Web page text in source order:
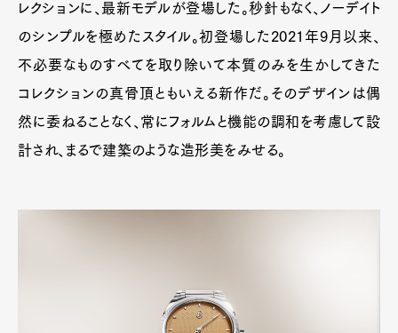
レクションに、最新モデルが登場した。秒針もなく、ノーデイト
のシンプルを極めたスタイル。初登場した2021年9月以来、
不必要なものすべてを取り除いて本質のみを生かしてきた
コレクションの真骨頂ともいえる新作だ。そのデザインは偶
然に委ねることなく、常にフォルムと機能の調和を考慮して設
計され、まるで建築のような造形美をみせる。